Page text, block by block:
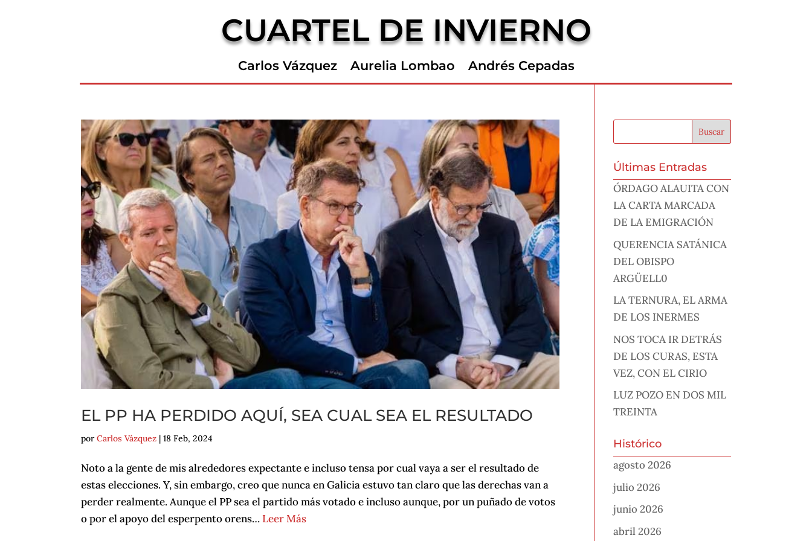
CUARTEL DE INVIERNO
Carlos Vázquez Aurelia Lombao Andrés Cepadas
EL PP HA PERDIDO AQUÍ, SEA CUAL SEA EL RESULTADO
porCarlos Vázquez |18 Feb, 2024
Noto a la gente de mis alrededores expectante e incluso tensa por cual vaya a ser el resultado de
estas elecciones. Y, sin embargo, creo que nunca en Galicia estuvo tan claro que las derechas van a
perder realmente. Aunque el PP sea el partido más votado e incluso aunque, por un puñado de votos
o por el apoyo del esperpento orens… Leer Más
Últimas Entradas
ÓRDAGO ALAUITA CON
LA CARTA MARCADA
DE LA EMIGRACIÓN
QUERENCIA SATÁNICA
DEL OBISPO
ARGÜELL0
LA TERNURA, EL ARMA
DE LOS INERMES
NOS TOCA IR DETRÁS
DE LOS CURAS, ESTA
VEZ, CON EL CIRIO
LUZ POZO EN DOS MIL
TREINTA
Histórico
agosto 2026
julio 2026
junio 2026
abril 2026